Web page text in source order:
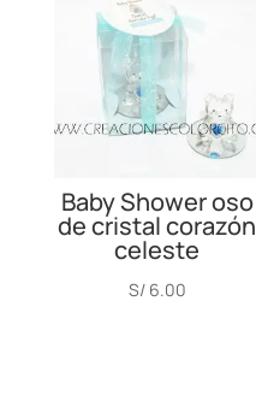
Baby Shower oso
de cristal corazón
celeste
S/6.00